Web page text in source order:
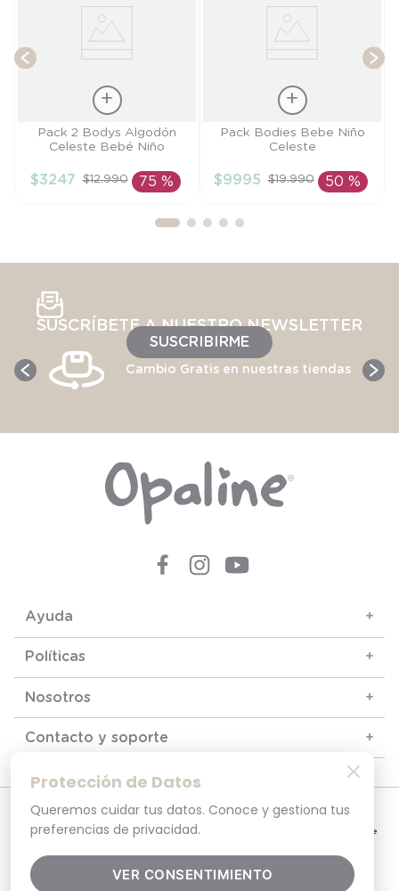
Protección de Datos
Queremos cuidar tus datos. Conoce y gestiona tus
preferencias de privacidad.
VER CONSENTIMIENTO
Talla
AÑADIR AL
Pack 2 Bodys Algodón
Celeste Bebé Niño
$3247 $12.990 75 %
Talla
AÑADIR AL
Pack Bodies Bebe Niño
Celeste
$9995 $19.990 50 %
SUSCRÍBETE A NUESTRO NEWSLETTER
SUSCRIBIRME
Cambio Gratis en nuestras tiendas
Ayuda +
Políticas +
Nosotros +
Contacto y soporte +
© 2025. Todos los derechos reservados
Por tu seguridad, recuerda revisar siempre en tu navegador que el sitio que
visitas sea la versión oficial. La dirección opaline.cl es la única del sitio oficial de
opaline.cl es 100% seguro.